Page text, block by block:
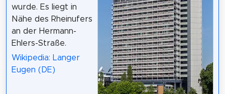
wurde. Es liegt in
Nähe des Rheinufers
an der Hermann-
Ehlers-Straße.
Wikipedia: Langer
Eugen (DE)